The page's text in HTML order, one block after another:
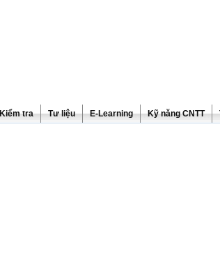
tra Tư liệu E-Learning Kỹ năng CNTT